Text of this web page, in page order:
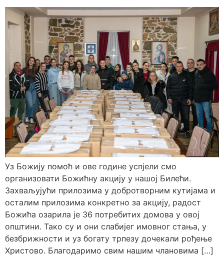
Уз Божију помоћ и ове године успјели смо
организовати Божићну акцију у нашој Билећи.
Захваљујући прилозима у добротворним кутијама и
осталим прилозима конкретно за акцију, радост
Божића озарила је 36 потребитих домова у овој
општини. Тако су и они слабијег имовног стања, у
безбрижности и уз богату трпезу дочекали рођење
Христово. Благодаримо свим нашим члановима […]